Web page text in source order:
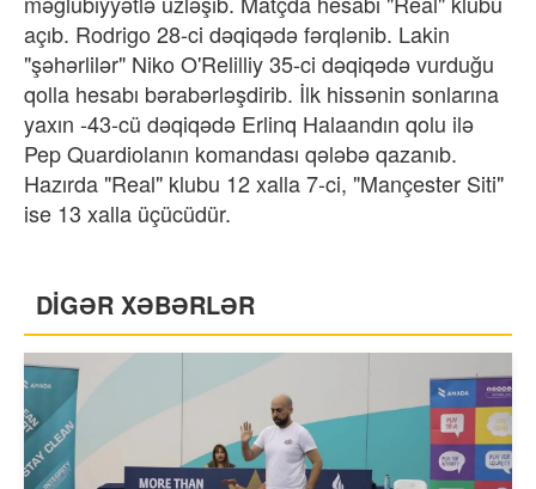
açıb. Rodrigo 28-ci dəqiqədə fərqlənib. Lakin
"şəhərlilər" Niko O'Relilliy 35-ci dəqiqədə vurduğu
qolla hesabı bərabərləşdirib. İlk hissənin sonlarına
yaxın -43-cü dəqiqədə Erlinq Halaandın qolu ilə
Pep Quardiolanın komandası qələbə qazanıb.
Hazırda "Real" klubu 12 xalla 7-ci, "Mançester Siti"
ise 13 xalla üçücüdür.
DİGƏR XƏBƏRLƏR